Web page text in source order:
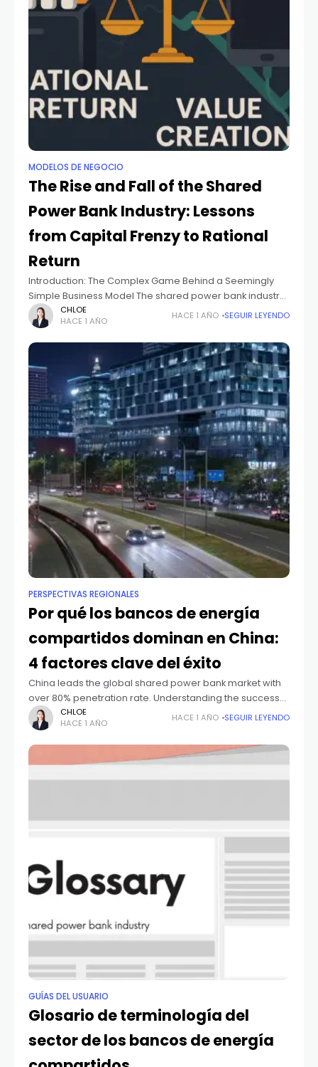
MODELOS DE NEGOCIO
The Rise and Fall of the Shared
Power Bank Industry: Lessons
from Capital Frenzy to Rational
Return
Introduction: The Complex Game Behind a Seemingly
Simple Business Model The shared power bank industry,
born in the era of mobile internet, was once the darling
of capital markets. From
CHLOE
HACE 1 AÑO
HACE 1 AÑO SEGUIR LEYENDO
PERSPECTIVAS REGIONALES
Por qué los bancos de energía
compartidos dominan en China:
4 factores clave del éxito
China leads the global shared power bank market with
over 80% penetration rate. Understanding the success
factors behind China's power bank sharing boom
provides valuable insights for entrepreneurs and
investors
CHLOE
HACE 1 AÑO
HACE 1 AÑO SEGUIR LEYENDO
GUÍAS DEL USUARIO
Glosario de terminología del
sector de los bancos de energía